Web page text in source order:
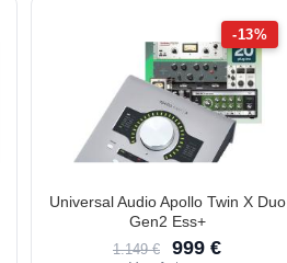
-13%
Universal Audio Apollo Twin X Duo
Gen2 Ess+
1.149 € 999 €